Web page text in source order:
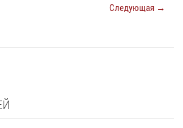
Следующая →